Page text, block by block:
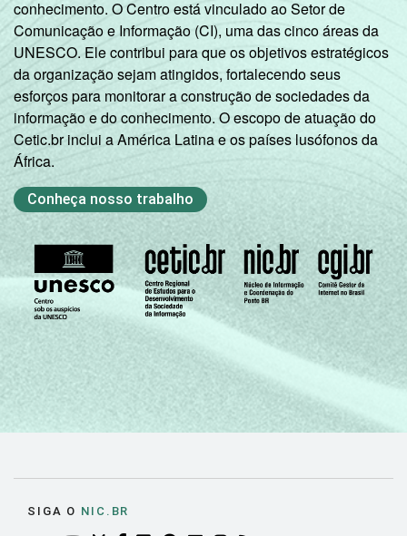
conhecimento. O Centro está vinculado ao Setor de
Comunicação e Informação (CI), uma das cinco áreas da
UNESCO. Ele contribui para que os objetivos estratégicos
da organização sejam atingidos, fortalecendo seus
esforços para monitorar a construção de sociedades da
informação e do conhecimento. O escopo de atuação do
Cetic.br inclui a América Latina e os países lusófonos da
África.
Conheça nosso trabalho
SIGA O NIC.BR